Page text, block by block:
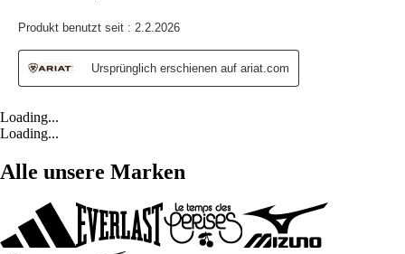
Loading...
Loading...
Alle unsere Marken